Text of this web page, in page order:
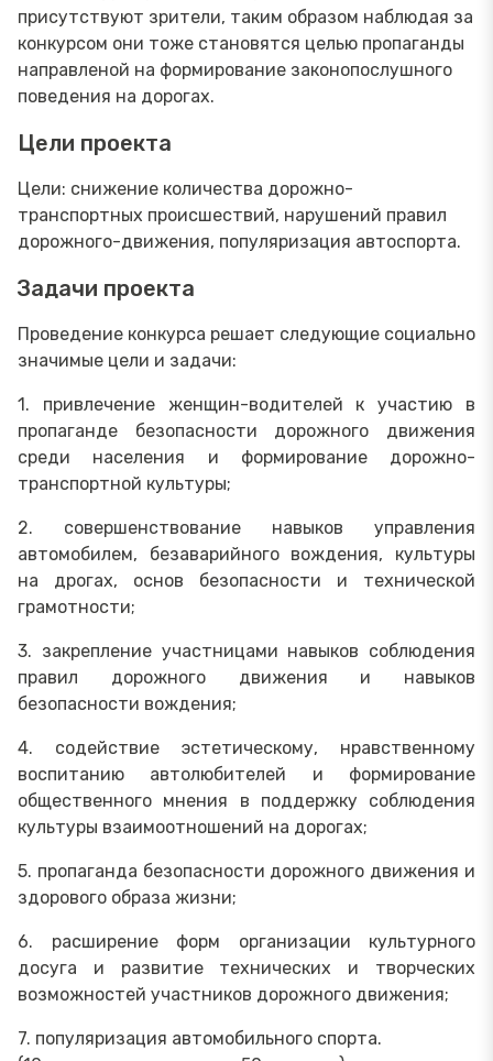
присутствуют зрители, таким образом наблюдая за
конкурсом они тоже становятся целью пропаганды
направленой на формирование законопослушного
поведения на дорогах.
Цели проекта
Цели: снижение количества дорожно-
транспортных происшествий, нарушений правил
дорожного-движения, популяризация автоспорта.
Задачи проекта
Проведение конкурса решает следующие социально
значимые цели и задачи:
1. привлечение женщин-водителей к участию в
пропаганде безопасности дорожного движения
среди населения и формирование дорожно-
транспортной культуры;
2. совершенствование навыков управления
автомобилем, безаварийного вождения, культуры
на дрогах, основ безопасности и технической
грамотности;
3. закрепление участницами навыков соблюдения
правил дорожного движения и навыков
безопасности вождения;
4. содействие эстетическому, нравственному
воспитанию автолюбителей и формирование
общественного мнения в поддержку соблюдения
культуры взаимоотношений на дорогах;
5. пропаганда безопасности дорожного движения и
здорового образа жизни;
6. расширение форм организации культурного
досуга и развитие технических и творческих
возможностей участников дорожного движения;
7. популяризация автомобильного спорта.